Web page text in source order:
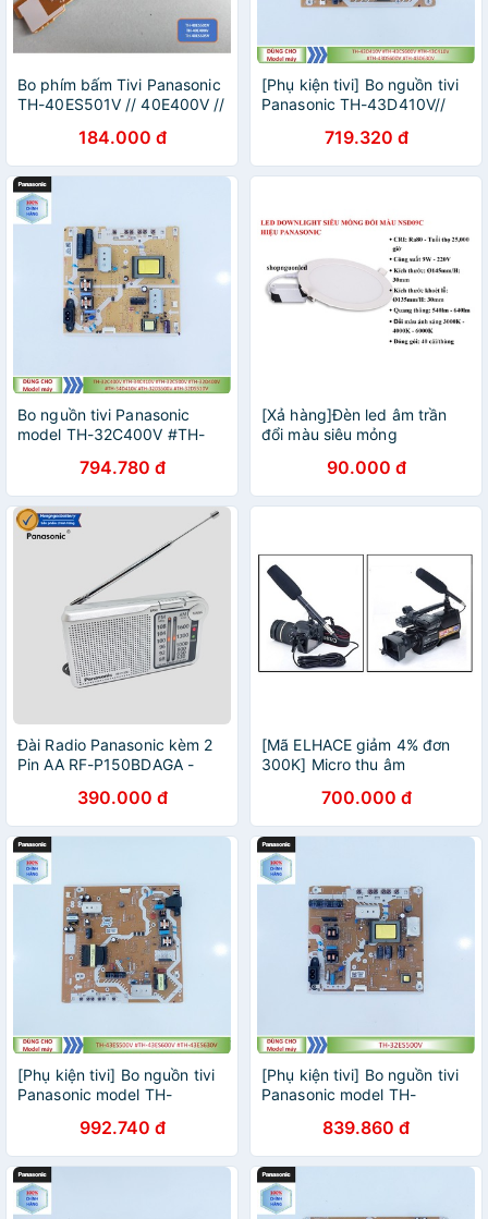
Bo phím bấm Tivi Panasonic
TH-40ES501V // 40E400V //
184.000 đ
[Phụ kiện tivi] Bo nguồn tivi
Panasonic TH-43D410V//
43C410V //TH-43DS600V
//TH-43D630V
719.320 đ
Bo nguồn tivi Panasonic
model TH-32C400V #TH-
#TH-32D400V #TH-
34D410V #TH-32DS500V
#TH-32DS510V
794.780 đ
[Xả hàng]Đèn led âm trần
đổi màu siêu mỏng
mã số NSD12,NSD09
90.000 đ
Đài Radio Panasonic kèm 2
Pin AA RF-P150BDAGA -
390.000 đ
[Mã ELHACE giảm 4% đơn
300K] Micro thu âm
700.000 đ
[Phụ kiện tivi] Bo nguồn tivi
Panasonic model TH-
#TH-43ES630V
992.740 đ
[Phụ kiện tivi] Bo nguồn tivi
Panasonic model TH-
839.860 đ